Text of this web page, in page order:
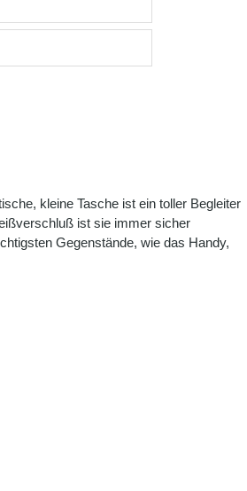
kleine Tasche ist ein toller Begleiter
ist sie immer sicher
Gegenstände, wie das Handy,